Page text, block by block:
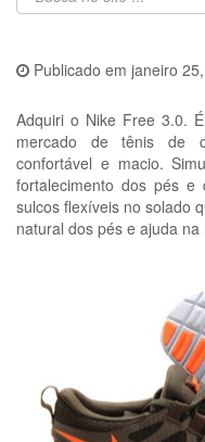
Publicado em janeiro
Adquiri o Nike Free 3.0.
mercado de tênis de
confortável e macio.
fortalecimento dos pés e
sulcos flexíveis no solado
natural dos pés e ajuda